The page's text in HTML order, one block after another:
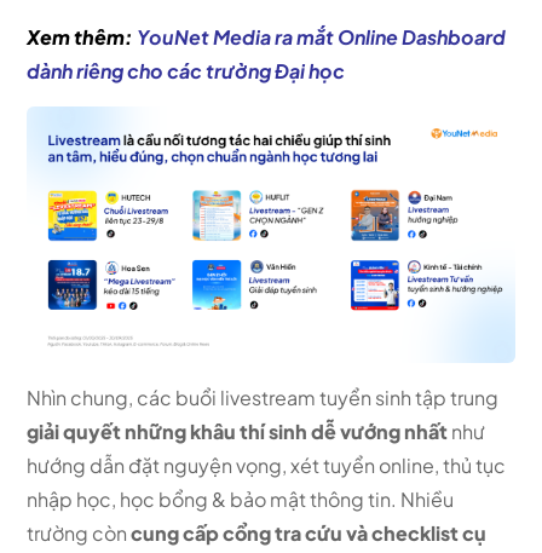
Xem thêm: YouNet Media ra mắt Online Dashboard
dành riêng cho các trường Đại học
Nhìn chung, các buổi livestream tuyển sinh tập trung
giải quyết những khâu thí sinh dễ vướng nhấtnhư
hướng dẫn đặt nguyện vọng, xét tuyển online, thủ tục
nhập học, học bổng & bảo mật thông tin. Nhiều
trường còncung cấp cổng tra cứu và checklist cụ